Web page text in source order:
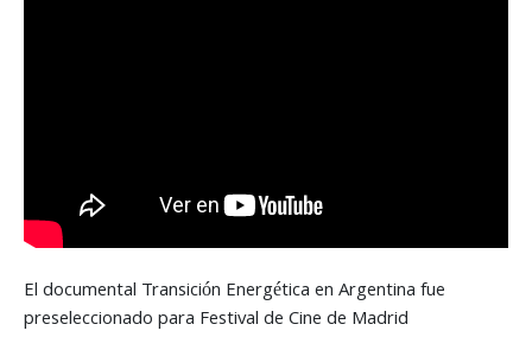
El documental Transición Energética en Argentina fue
preseleccionado para Festival de Cine de Madrid